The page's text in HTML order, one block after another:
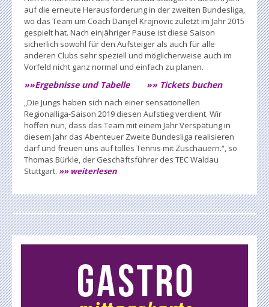
auf die erneute Herausforderung in der zweiten Bundesliga,
wo das Team um Coach Danijel Krajnovic zuletzt im Jahr 2015
gespielt hat. Nach einjähriger Pause ist diese Saison
sicherlich sowohl für den Aufsteiger als auch für alle
anderen Clubs sehr speziell und möglicherweise auch im
Vorfeld nicht ganz normal und einfach zu planen.
»»Ergebnisse und Tabelle »» Tickets buchen
„Die Jungs haben sich nach einer sensationellen
Regionalliga-Saison 2019 diesen Aufstieg verdient. Wir
hoffen nun, dass das Team mit einem Jahr Verspätung in
diesem Jahr das Abenteuer Zweite Bundesliga realisieren
darf und freuen uns auf tolles Tennis mit Zuschauern.“, so
Thomas Bürkle, der Geschäftsführer des TEC Waldau
Stuttgart. »» weiterlesen